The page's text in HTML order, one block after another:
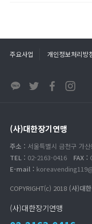
주요사업 개인정보처리방
(사)대한장기연맹
주소 : 서울특별시 금천구 가
TEL : 02-2163-0416 FAX :
E-mail :
COPYRIGHT(c) 2018 (사)대
(사)대한장기연맹